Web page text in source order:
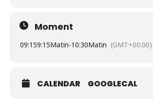
Moment
09:159:15Matin-10:30Matin (GMT+00:00)
CALENDAR GOOGLECAL